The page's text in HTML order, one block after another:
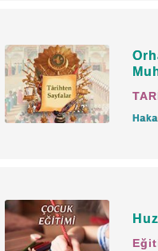
"Beşeriyetin içinde
yediririm. Onu
halkın beğeneceği
buyururlardı.